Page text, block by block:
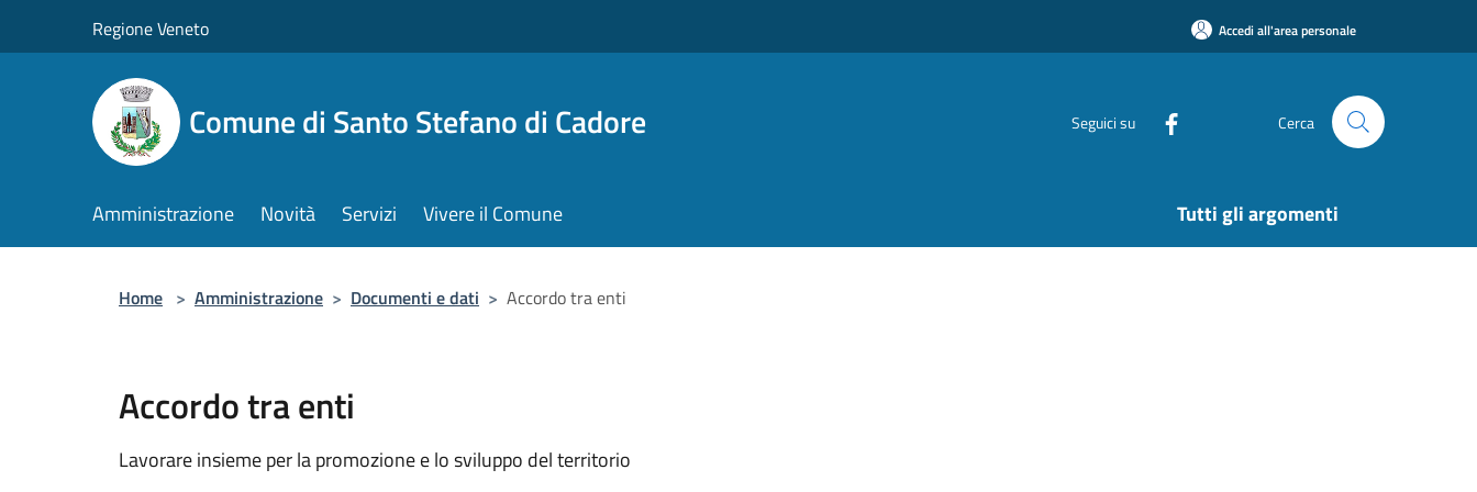
Regione Veneto Accedi all'area personale
Comune di Santo Stefano di Cadore Seguici su Cerca
Amministrazione Novità Servizi Vivere il Comune Tutti gli argomenti
Home > Amministrazione > Documenti e dati > Accordo tra enti
Accordo tra enti
Lavorare insieme per la promozione e lo sviluppo del territorio